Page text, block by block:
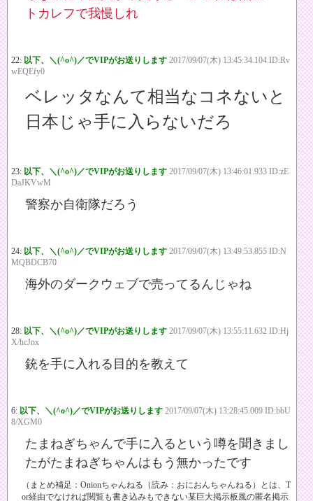
トカレフで我慢しれ
22: 以下、＼(^o^)／でVIPがお送りします 2017/09/07(木) 13:45:34.104 ID:Rv
wEQEfy0
ベレッタなんて相当なコネないと
日本じゃ手に入らないだろ
23: 以下、＼(^o^)／でVIPがお送りします 2017/09/07(木) 13:46:01.933 ID:zE
DaJKVwM
警察か自衛隊だろう
24: 以下、＼(^o^)／でVIPがお送りします 2017/09/07(木) 13:49:53.855 ID:N
MQBDCB70
海外のダークウェブで売ってるんじゃね
28: 以下、＼(^o^)／でVIPがお送りします 2017/09/07(木) 13:55:11.632 ID:Hj
X/hcJnx
銃を手に入れる目的を教えて
6: 以下、＼(^o^)／でVIPがお送りします 2017/09/07(木) 13:28:45.009 ID:bbU
8/XGM0
たまねぎちゃんで手に入るという噂を聞きまし
たがたまねぎちゃんはもう無かったです
（まとめ補足：Onionちゃんねる（読み：おにおんちゃんねる）とは、T
or経由でなければ閲覧も書き込みもできない某巨大掲示板風の匿名掲示